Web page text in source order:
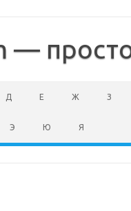
—
Д Е Ж З
Э Ю Я